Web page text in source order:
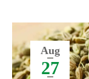
Aug
27